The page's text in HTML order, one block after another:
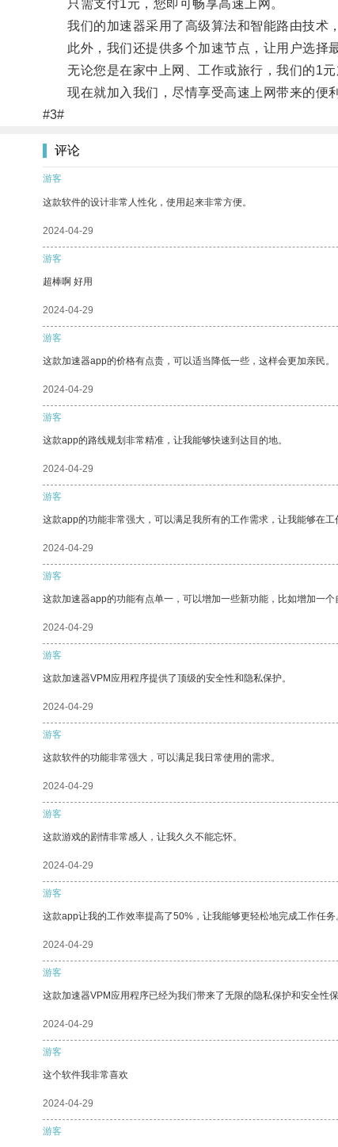
只需支付1元，您即可畅享高速上网。
我们的加速器采用了高级算法和智能路由技术，
此外，我们还提供多个加速节点，让用户选择最
无论您是在家中上网、工作或旅行，我们的1元
现在就加入我们，尽情享受高速上网带来的便利
#3#
评论
游客
这款软件的设计非常人性化，使用起来非常方便。
2024-04-29
游客
超棒啊 好用
2024-04-29
游客
这款加速器app的价格有点贵，可以适当降低一些，这样会更加亲民。
2024-04-29
游客
这款app的路线规划非常精准，让我能够快速到达目的地。
2024-04-29
游客
这款app的功能非常强大，可以满足我所有的工作需求，让我能够在工
2024-04-29
游客
这款加速器app的功能有点单一，可以增加一些新功能，比如增加一个
2024-04-29
游客
这款加速器VPM应用程序提供了顶级的安全性和隐私保护。
2024-04-29
游客
这款软件的功能非常强大，可以满足我日常使用的需求。
2024-04-29
游客
这款游戏的剧情非常感人，让我久久不能忘怀。
2024-04-29
游客
这款app让我的工作效率提高了50%，让我能够更轻松地完成工作任
2024-04-29
游客
这款加速器VPM应用程序已经为我们带来了无限的隐私保护和安全性保
2024-04-29
游客
这个软件我非常喜欢
2024-04-29
游客